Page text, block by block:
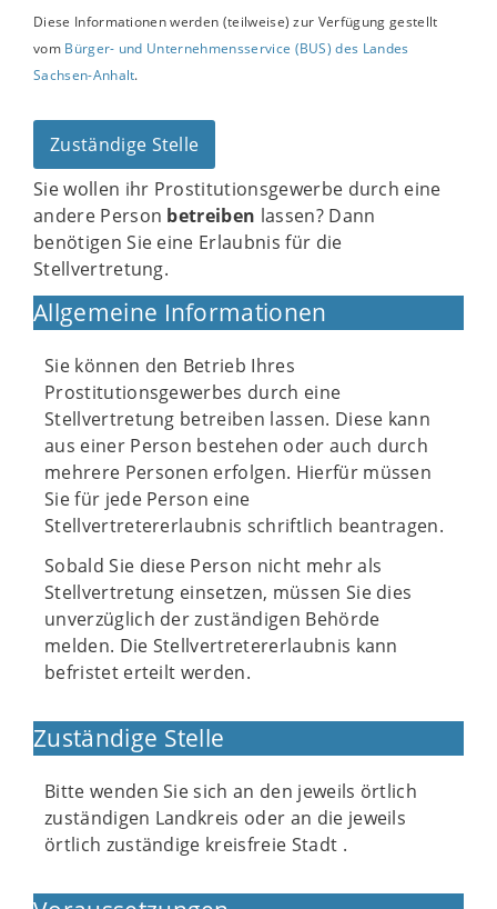
Diese Informationen werden (teilweise) zur Verfügung gestellt
vom Bürger- und Unternehmensservice (BUS) des Landes
Sachsen-Anhalt.
Zuständige Stelle
Sie wollen ihr Prostitutionsgewerbe durch eine
andere Person betreiben lassen? Dann
benötigen Sie eine Erlaubnis für die
Stellvertretung.
Allgemeine Informationen
Sie können den Betrieb Ihres
Prostitutionsgewerbes durch eine
Stellvertretung betreiben lassen. Diese kann
aus einer Person bestehen oder auch durch
mehrere Personen erfolgen. Hierfür müssen
Sie für jede Person eine
Stellvertretererlaubnis schriftlich beantragen.
Sobald Sie diese Person nicht mehr als
Stellvertretung einsetzen, müssen Sie dies
unverzüglich der zuständigen Behörde
melden. Die Stellvertretererlaubnis kann
befristet erteilt werden.
Zuständige Stelle
Bitte wenden Sie sich an den jeweils örtlich
zuständigen Landkreis oder an die jeweils
örtlich zuständige kreisfreie Stadt .